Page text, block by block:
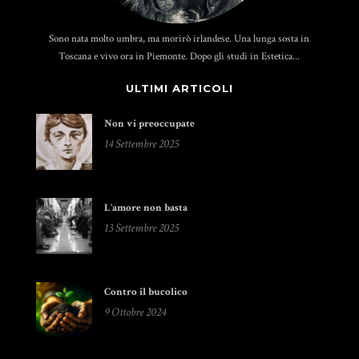
Sono nata molto umbra, ma morirò irlandese. Una lunga sosta in
Toscana e vivo ora in Piemonte. Dopo gli studi in Estetica...
ULTIMI ARTICOLI
Non vi preoccupate
14 Settembre 2025
L’amore non basta
13 Settembre 2025
Contro il bucolico
9 Ottobre 2024